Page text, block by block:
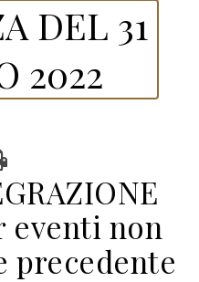
DEL 31
2022
eventi non
precedente